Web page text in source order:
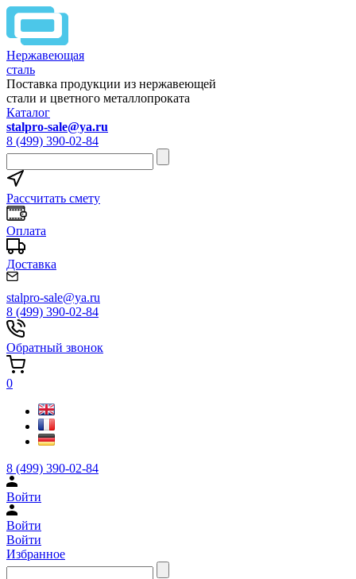
Нержавеющая
сталь
Поставка продукции из нержавеющей
стали и цветного металлопроката
Каталог
stalpro-sale@ya.ru
8 (499) 390-02-84
Рассчитать смету
Оплата
Доставка
stalpro-sale@ya.ru
8 (499) 390-02-84
Обратный звонок
0
8 (499) 390-02-84
Войти
Войти
Войти
Избранное